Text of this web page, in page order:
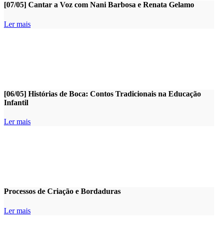
[07/05] Cantar a Voz com Nani Barbosa e Renata Gelamo
Ler mais
[06/05] Histórias de Boca: Contos Tradicionais na Educação
Infantil
Ler mais
Processos de Criação e Bordaduras
Ler mais